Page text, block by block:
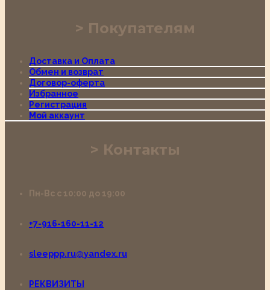
Покупателям
Доставка и Оплата
Обмен и возврат
Договор-оферта
Избранное
Регистрация
Мой аккаунт
Контакты
Пн-Вс с 10:00 до 19:00
+7-916-160-11-12
sleeppp.ru@yandex.ru
РЕКВИЗИТЫ